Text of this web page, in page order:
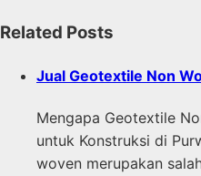
Related Posts
Jual Geotextile Non
Mengapa Geotextile
untuk Konstruksi di
woven merupakan